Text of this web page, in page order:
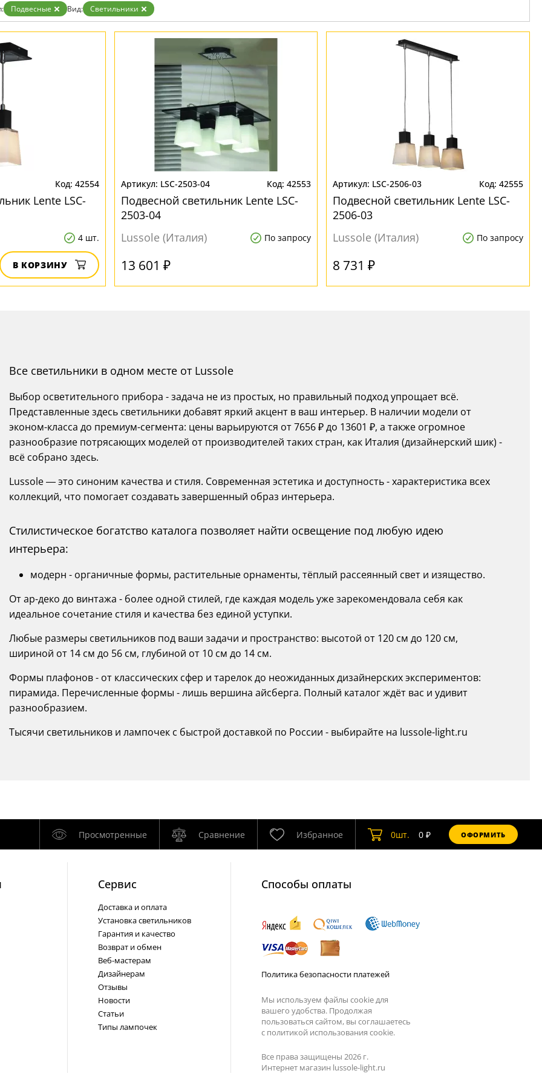
Подвесные Вид: Светильники
42554
Lente LSC-
4 шт.
В КОРЗИНУ
LSC-2503-04 42553
Подвесной светильник Lente LSC-
2503-04
Lussole (Италия)
По запросу
13 601 ₽
LSC-2506-03 42555
Подвесной светильник Lente LSC-
2506-03
Lussole (Италия)
По запросу
8 731 ₽
Все светильники в одном месте от Lussole
Выбор осветительного прибора - задача не из простых, но правильный подход упрощает всё.
Представленные здесь светильники добавят яркий акцент в ваш интерьер. В наличии модели от
эконом-класса до премиум-сегмента: цены варьируются от 7656 ₽ до 13601 ₽, а также огромное
разнообразие потрясающих моделей от производителей таких стран, как Италия (дизайнерский шик) -
всё собрано здесь.
Lussole — это синоним качества и стиля. Современная эстетика и доступность - характеристика всех
коллекций, что помогает создавать завершенный образ интерьера.
Стилистическое богатство каталога позволяет найти освещение под любую идею
интерьера:
модерн - органичные формы, растительные орнаменты, тёплый рассеянный свет и изящество.
От ар-деко до винтажа - более одной стилей, где каждая модель уже зарекомендовала себя как
идеальное сочетание стиля и качества без единой уступки.
Любые размеры светильников под ваши задачи и пространство: высотой от 120 см до 120 см,
шириной от 14 см до 56 см, глубиной от 10 см до 14 см.
Формы плафонов - от классических сфер и тарелок до неожиданных дизайнерских экспериментов:
пирамида. Перечисленные формы - лишь вершина айсберга. Полный каталог ждёт вас и удивит
разнообразием.
Тысячи светильников и лампочек с быстрой доставкой по России - выбирайте на lussole-light.ru
Просмотренные Сравнение Избранное 0шт. 0₽ ОФОРМИТЬ
Cервис
Доставка и оплата
Установка светильников
Гарантия и качество
Возврат и обмен
Веб-мастерам
Дизайнерам
Отзывы
Новости
Статьи
Типы лампочек
Способы оплаты
Политика безопасности платежей
Мы используем файлы cookie для
вашего удобства. Продолжая
пользоваться сайтом, вы соглашаетесь
с политикой использования cookie.
Все права защищены 2026 г.
Интернет магазин lussole-light.ru